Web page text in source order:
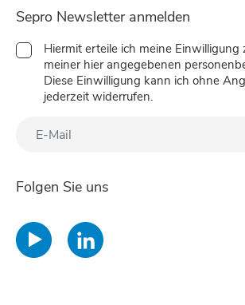
Sepro Newsletter anmelden
Hiermit erteile ich meine Einwilligung
meiner hier angegebenen
Diese Einwilligung kann ich ohne
jederzeit widerrufen.
Folgen Sie uns